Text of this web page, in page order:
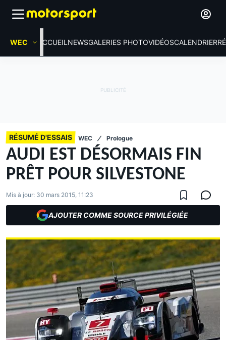
WEC ACCUEIL NEWSGALERIES PHOTOVIDÉOSCALENDRIER
RÉSUMÉ D'ESSAIS WEC Prologue
AUDI EST DÉSORMAIS FIN
PRÊT POUR SILVESTONE
Mis à jour: 30 mars 2015, 11:23
AJOUTER COMME SOURCE PRIVILÉGIÉE